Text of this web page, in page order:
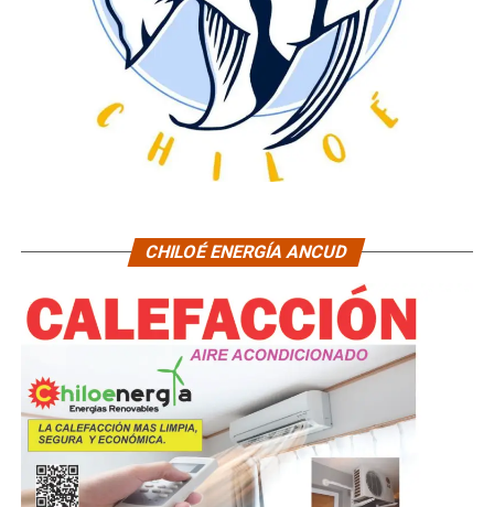
CHILOÉ ENERGÍA ANCUD